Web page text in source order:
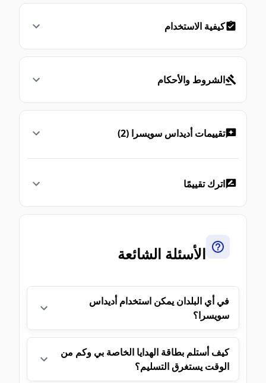
كيفية الاستخدام
الشروط والأحكام
تقييمات أديداس سويسرا (2)
اترك تقييمًا
الأسئلة الشائعة
في أي البلدان يمكن استخدام أديداس
سويسرا؟
كيف أستلم بطاقة الهدايا الخاصة بي وكم من
الوقت يستغرق التسليم؟